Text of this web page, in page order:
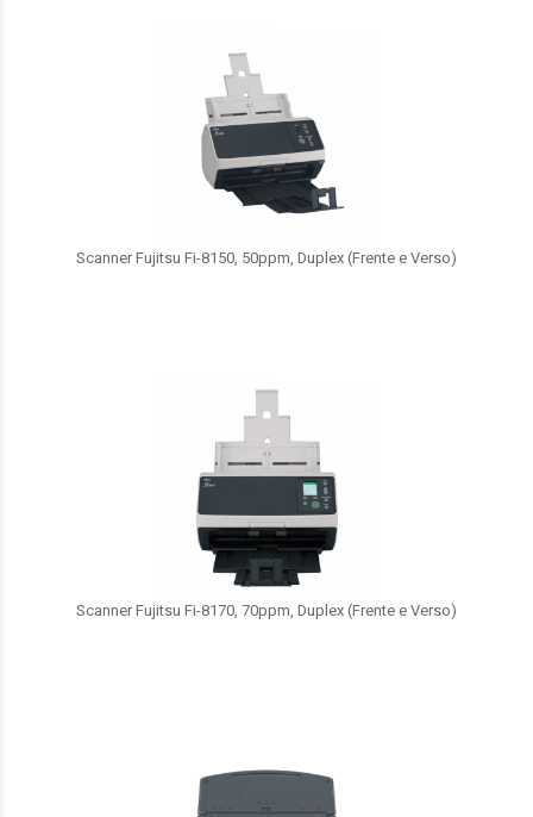
Scanner Fujitsu Fi-8150, 50ppm, Duplex (Frente e Verso)
Scanner Fujitsu Fi-8170, 70ppm, Duplex (Frente e Verso)